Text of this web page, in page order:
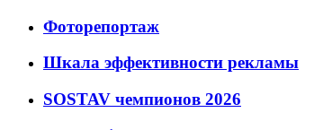
Фоторепортаж
Шкала эффективности рекламы
SOSTAV чемпионов 2026